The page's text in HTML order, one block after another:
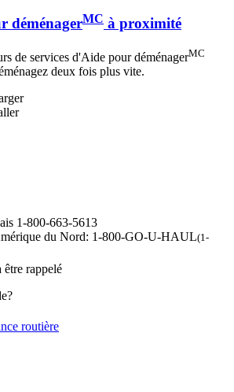
déménagerMC à proximité
de services d'Aide pour déménagerMC
deux fois plus vite.
1-800-663-5613
du Nord: 1-800-GO-U-HAUL(1-
être rappelé
routière